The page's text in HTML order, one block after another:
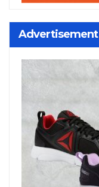
Advertisement